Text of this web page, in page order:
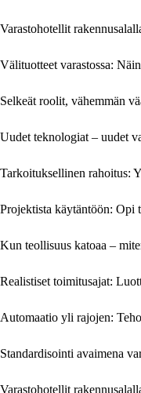
Varastohotellit
Välituotteet varastossa:
Selkeät roolit, vähemmän
Uudet teknologiat – uudet
Tarkoituksellinen rahoitus:
Projektista käytäntöön: Opi
Kun teollisuus katoaa –
Realistiset toimitusajat:
Automaatio yli rajojen:
Standardisointi avaimena
Varastohotellit